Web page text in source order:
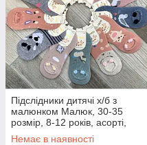
Підслідники дитячі х/б з
малюнком Малюк, 30-35
розмір, 8-12 років, асорті,
З-508-3
Немає в наявності